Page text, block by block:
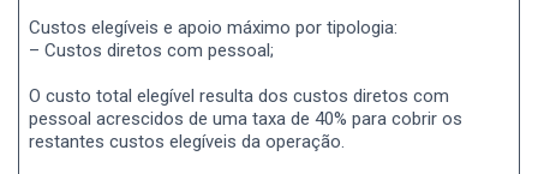
Custos elegíveis e apoio máximo por tipologia:
– Custos diretos com pessoal;
O custo total elegível resulta dos custos diretos com
pessoal acrescidos de uma taxa de 40% para cobrir os
restantes custos elegíveis da operação.